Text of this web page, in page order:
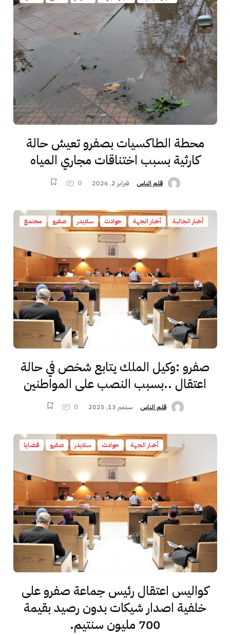
محطة الطاكسيات بصفرو تعيش حالة
كارثية بسبب اختناقات مجاري المياه
قلم الناس فبراير 2, 2026 0
أخبار الجالية أخبار الجهة حوادث سلايدر صفرو مجتمع
صفرو :وكيل الملك يتابع شخص في حالة
اعتقال ..بسبب النصب على المواطنين
قلم الناس سبتمبر 13, 2025 0
أخبار الجهة حوادث سلايدر صفرو قضايا
كواليس اعتقال رئيس جماعة صفرو على
خلفية اصدار شيكات بدون رصيد بقيمة
700 مليون سنتيم.